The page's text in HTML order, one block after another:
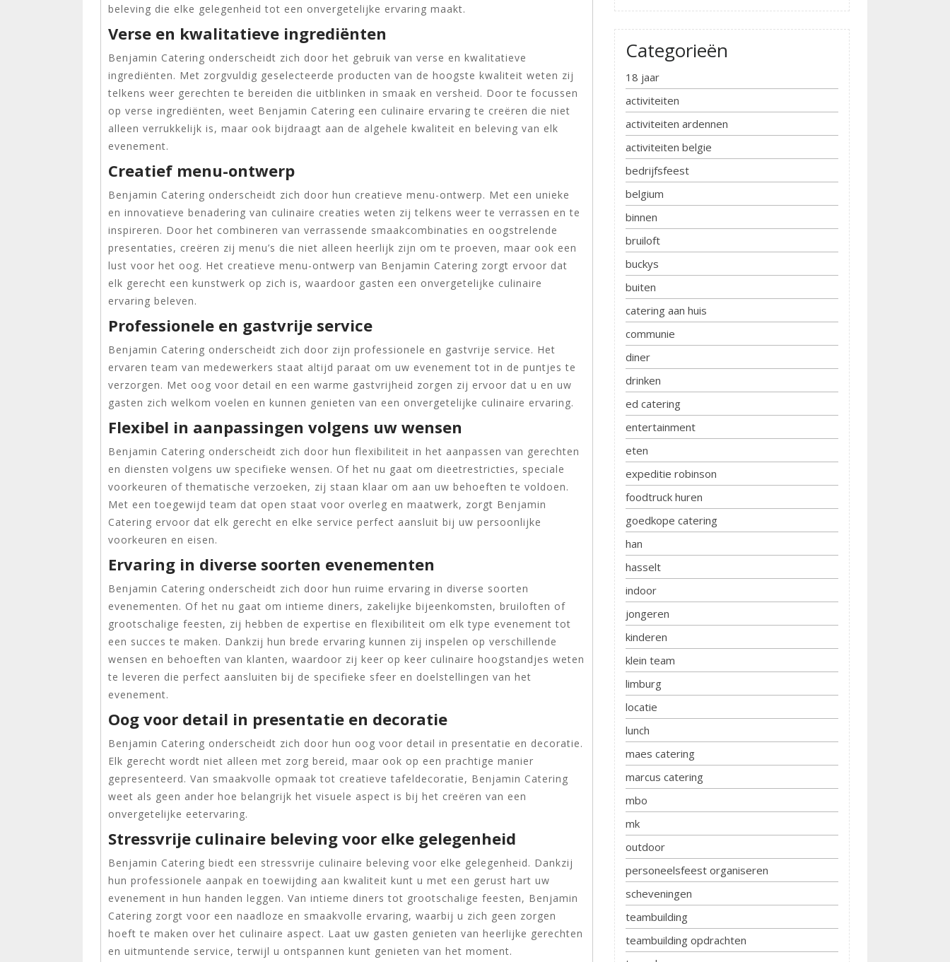
beleving die elke gelegenheid tot een onvergetelijke ervaring maakt.
Verse en kwalitatieve ingrediënten
Benjamin Catering onderscheidt zich door het gebruik van verse en kwalitatieve
ingrediënten. Met zorgvuldig geselecteerde producten van de hoogste kwaliteit weten zij
telkens weer gerechten te bereiden die uitblinken in smaak en versheid. Door te focussen
op verse ingrediënten, weet Benjamin Catering een culinaire ervaring te creëren die niet
alleen verrukkelijk is, maar ook bijdraagt aan de algehele kwaliteit en beleving van elk
evenement.
Creatief menu-ontwerp
Benjamin Catering onderscheidt zich door hun creatieve menu-ontwerp. Met een unieke
en innovatieve benadering van culinaire creaties weten zij telkens weer te verrassen en te
inspireren. Door het combineren van verrassende smaakcombinaties en oogstrelende
presentaties, creëren zij menu’s die niet alleen heerlijk zijn om te proeven, maar ook een
lust voor het oog. Het creatieve menu-ontwerp van Benjamin Catering zorgt ervoor dat
elk gerecht een kunstwerk op zich is, waardoor gasten een onvergetelijke culinaire
ervaring beleven.
Professionele en gastvrije service
Benjamin Catering onderscheidt zich door zijn professionele en gastvrije service. Het
ervaren team van medewerkers staat altijd paraat om uw evenement tot in de puntjes te
verzorgen. Met oog voor detail en een warme gastvrijheid zorgen zij ervoor dat u en uw
gasten zich welkom voelen en kunnen genieten van een onvergetelijke culinaire ervaring.
Flexibel in aanpassingen volgens uw wensen
Benjamin Catering onderscheidt zich door hun flexibiliteit in het aanpassen van gerechten
en diensten volgens uw specifieke wensen. Of het nu gaat om dieetrestricties, speciale
voorkeuren of thematische verzoeken, zij staan klaar om aan uw behoeften te voldoen.
Met een toegewijd team dat open staat voor overleg en maatwerk, zorgt Benjamin
Catering ervoor dat elk gerecht en elke service perfect aansluit bij uw persoonlijke
voorkeuren en eisen.
Ervaring in diverse soorten evenementen
Benjamin Catering onderscheidt zich door hun ruime ervaring in diverse soorten
evenementen. Of het nu gaat om intieme diners, zakelijke bijeenkomsten, bruiloften of
grootschalige feesten, zij hebben de expertise en flexibiliteit om elk type evenement tot
een succes te maken. Dankzij hun brede ervaring kunnen zij inspelen op verschillende
wensen en behoeften van klanten, waardoor zij keer op keer culinaire hoogstandjes weten
te leveren die perfect aansluiten bij de specifieke sfeer en doelstellingen van het
evenement.
Oog voor detail in presentatie en decoratie
Benjamin Catering onderscheidt zich door hun oog voor detail in presentatie en decoratie.
Elk gerecht wordt niet alleen met zorg bereid, maar ook op een prachtige manier
gepresenteerd. Van smaakvolle opmaak tot creatieve tafeldecoratie, Benjamin Catering
weet als geen ander hoe belangrijk het visuele aspect is bij het creëren van een
onvergetelijke eetervaring.
Stressvrije culinaire beleving voor elke gelegenheid
Benjamin Catering biedt een stressvrije culinaire beleving voor elke gelegenheid. Dankzij
hun professionele aanpak en toewijding aan kwaliteit kunt u met een gerust hart uw
evenement in hun handen leggen. Van intieme diners tot grootschalige feesten, Benjamin
Catering zorgt voor een naadloze en smaakvolle ervaring, waarbij u zich geen zorgen
hoeft te maken over het culinaire aspect. Laat uw gasten genieten van heerlijke gerechten
en uitmuntende service, terwijl u ontspannen kunt genieten van het moment.
Categorieën
18 jaar
activiteiten
activiteiten ardennen
activiteiten belgie
bedrijfsfeest
belgium
binnen
bruiloft
buckys
buiten
catering aan huis
communie
diner
drinken
ed catering
entertainment
eten
expeditie robinson
foodtruck huren
goedkope catering
han
hasselt
indoor
jongeren
kinderen
klein team
limburg
locatie
lunch
maes catering
marcus catering
mbo
mk
outdoor
personeelsfeest organiseren
scheveningen
teambuilding
teambuilding opdrachten